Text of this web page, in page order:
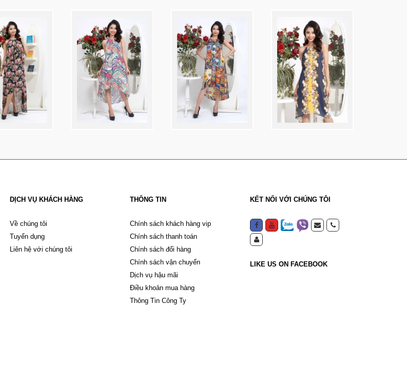
DỊCH VỤ KHÁCH HÀNG
Về chúng tôi
Tuyển dụng
Liên hệ với chúng tôi
THÔNG TIN
Chính sách khách hàng vip
Chính sách thanh toán
Chính sách đổi hàng
Chính sách vận chuyển
Dịch vụ hậu mãi
Điều khoản mua hàng
Thông Tin Công Ty
KẾT NỐI VỚI CHÚNG TÔI
LIKE US ON FACEBOOK